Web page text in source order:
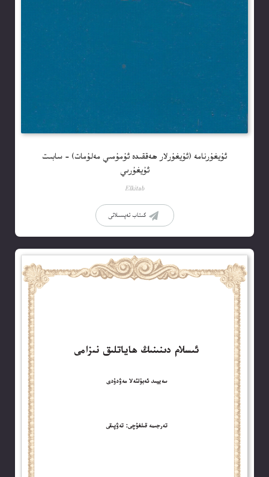
ئۇيغۇرنامە (ئۇيغۇرلار ھەققىدە ئۇمۇمىي مەلۇمات) – سابىت
ئۇيغۇرىي
Elkitab
كىتاب تەپسىلاتى